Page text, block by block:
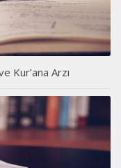
Kur’ana Arzı